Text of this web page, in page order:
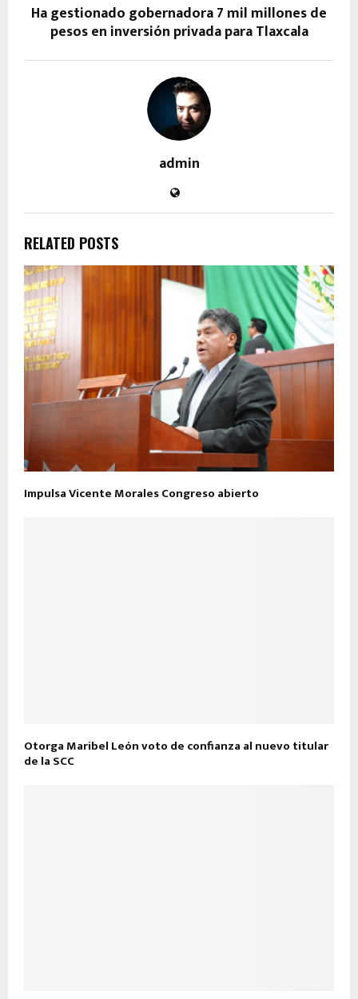
Ha gestionado gobernadora 7 mil millones de
pesos en inversión privada para Tlaxcala
admin
RELATED POSTS
Impulsa Vicente Morales Congreso abierto
Otorga Maribel León voto de confianza al nuevo titular
de la SCC